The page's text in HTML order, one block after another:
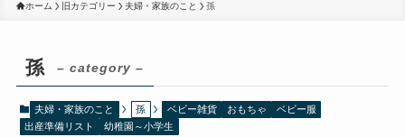
ホーム 旧カテゴリー 夫婦・家族のこと 孫
孫 – category –
夫婦・家族のこと 孫 ベビー雑貨 おもちゃ
ベビー服
出産準備リスト
幼稚園～小学生